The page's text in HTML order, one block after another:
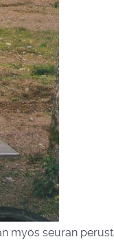
myös seuran